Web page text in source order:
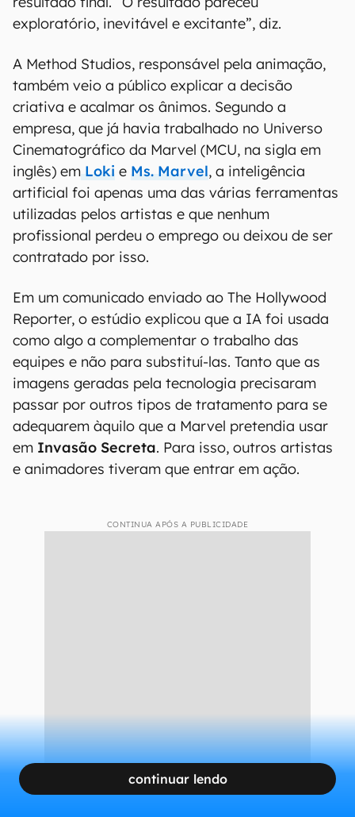
exploratório, inevitável e excitante”, diz.
A Method Studios, responsável pela animação,
também veio a público explicar a decisão
criativa e acalmar os ânimos. Segundo a
empresa, que já havia trabalhado no Universo
Cinematográfico da Marvel (MCU, na sigla em
inglês) em Loki e Ms. Marvel, a inteligência
artificial foi apenas uma das várias ferramentas
utilizadas pelos artistas e que nenhum
profissional perdeu o emprego ou deixou de ser
contratado por isso.
Em um comunicado enviado ao The Hollywood
Reporter, o estúdio explicou que a IA foi usada
como algo a complementar o trabalho das
equipes e não para substituí-las. Tanto que as
imagens geradas pela tecnologia precisaram
passar por outros tipos de tratamento para se
adequarem àquilo que a Marvel pretendia usar
em Invasão Secreta. Para isso, outros artistas
e animadores tiveram que entrar em ação.
CONTINUA APÓS A PUBLICIDADE
continuar lendo